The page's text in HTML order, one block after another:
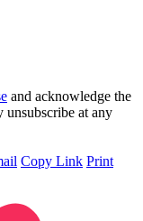
and acknowledge the
unsubscribe at any
Copy Link Print